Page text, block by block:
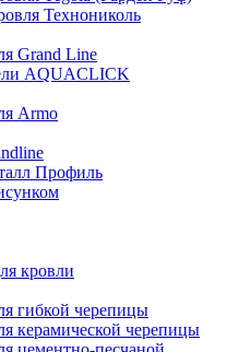
Технониколь
Grand Line
AQUACLICK
Armo
Профиль
кровли
гибкой черепицы
керамической черепицы